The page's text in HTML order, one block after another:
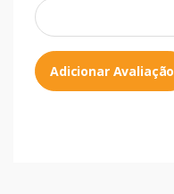
Adicionar Avaliação